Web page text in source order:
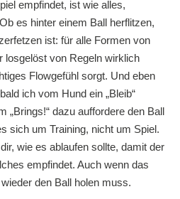
empfindet, ist wie alles,
es hinter einem Ball herflitzen,
ist: für alle Formen von
losgelöst von Regeln wirklich
Flowgefühl sorgt. Und eben
ich vom Hund ein „Bleib“
„Brings!“ dazu auffordere den Ball
sich um Training, nicht um Spiel.
wie es ablaufen sollte, damit der
empfindet. Auch wenn das
den Ball holen muss.